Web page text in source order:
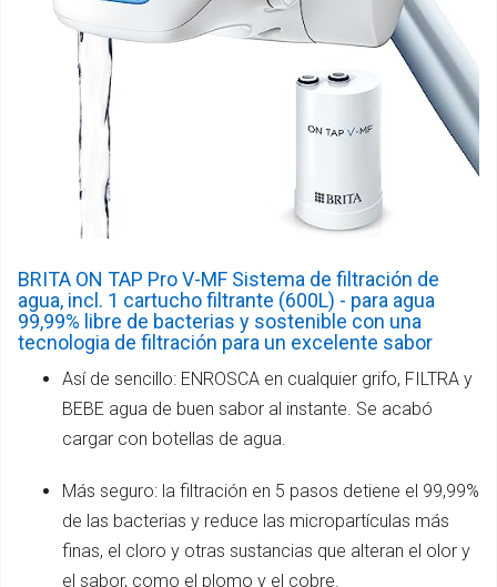
BRITA ON TAP Pro V-MF Sistema de filtración de
agua, incl. 1 cartucho filtrante (600L) - para agua
99,99% libre de bacterias y sostenible con una
tecnologia de filtración para un excelente sabor
Así de sencillo: ENROSCA en cualquier grifo, FILTRA y
BEBE agua de buen sabor al instante. Se acabó
cargar con botellas de agua.
Más seguro: la filtración en 5 pasos detiene el 99,99%
de las bacterias y reduce las micropartículas más
finas, el cloro y otras sustancias que alteran el olor y
el sabor, como el plomo y el cobre.